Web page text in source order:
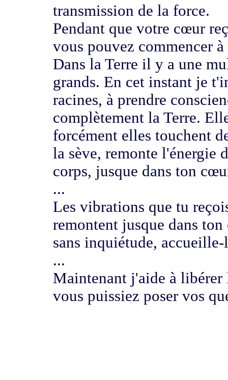
transmission de la force.
Pendant que votre cœur
vous pouvez commencer
Dans la Terre il y a une
grands. En cet instant je
racines, à prendre
complètement la Terre.
forcément elles touchent
la sève,remonte l'énergie
corps, jusque dans ton
...
Les vibrations que tu
remontent jusque danston
sans inquiétude, accueille-
...
Maintenant j'aide à
vous puissiez poser vos